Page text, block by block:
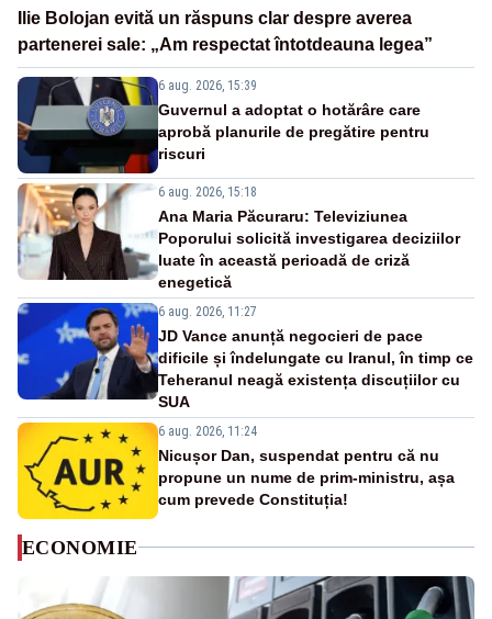
Ilie Bolojan evită un răspuns clar despre averea
partenerei sale: „Am respectat întotdeauna legea”
6 aug. 2026, 15:39
Guvernul a adoptat o hotărâre care
aprobă planurile de pregătire pentru
riscuri
6 aug. 2026, 15:18
Ana Maria Păcuraru: Televiziunea
Poporului solicită investigarea deciziilor
luate în această perioadă de criză
enegetică
6 aug. 2026, 11:27
JD Vance anunță negocieri de pace
dificile și îndelungate cu Iranul, în timp ce
Teheranul neagă existența discuțiilor cu
SUA
6 aug. 2026, 11:24
Nicușor Dan, suspendat pentru că nu
propune un nume de prim-ministru, așa
cum prevede Constituția!
ECONOMIE